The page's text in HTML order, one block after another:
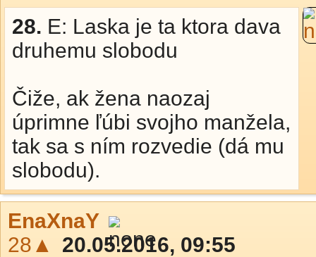
28. E: Laska je ta ktora dava
druhemu slobodu
Čiže, ak žena naozaj
úprimne ľúbi svojho manžela,
tak sa s ním rozvedie (dá mu
slobodu).
EnaXnaY
28▲
20.05.2016, 09:55